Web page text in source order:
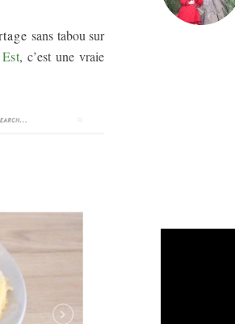
sans tabou sur
, c’est une vraie